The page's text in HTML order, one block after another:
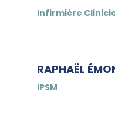
Infirmière
RAPHAËL
IPSM